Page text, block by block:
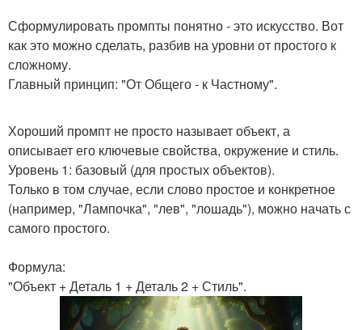
Сформулировать промпты понятно - это искусство. Вот
как это можно сделать, разбив на уровни от простого к
сложному.
Главный принцип: "От Общего - к Частному".
Хороший промпт не просто называет объект, а
описывает его ключевые свойства, окружение и стиль.
Уровень 1: базовый (для простых объектов).
Только в том случае, если слово простое и конкретное
(например, "Лампочка", "лев", "лошадь"), можно начать с
самого простого.
Формула:
"Объект + Деталь 1 + Деталь 2 + Стиль".